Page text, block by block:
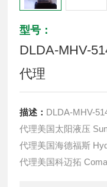
型号：
DLDA-MHV-
代理
描述： DLDA-MHV-
代理美国太阳液压
代理美国海德福斯
代理美国科迈拓